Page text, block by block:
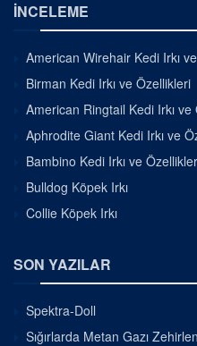
İNCELEME
American Wirehair Kedi Irkı
Birman Kedi Irkı ve Özellikleri
American Ringtail Kedi Irkı ve
Aphrodite Giant Kedi Irkı ve
Bambino Kedi Irkı ve
Bulldog Köpek Irkı
Collie Köpek Irkı
SON YAZILAR
Spektra-Doll
Sığırlarda Metan Gazı